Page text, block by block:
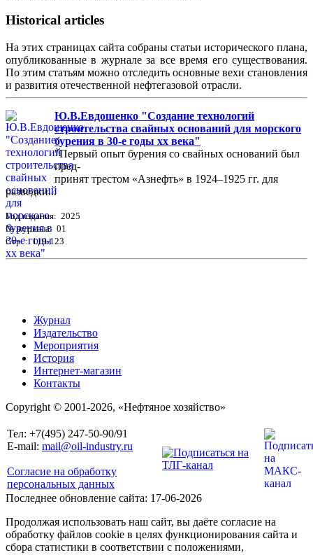
Historical articles
На этих страницах сайта собраны статьи исторического плана,
опубликованные в журнале за все время его существования.
По этим статьям можно отследить основные вехи становления
и развития отечественной нефтегазовой отрасли.
Ю.В.Евдошенко "Создание технологий
строительства свайных оснований для морского
бурения в 30-е годы хх века"
"Первый опыт бурения со свайных оснований был
пред-
принят трестом «Азнефть» в 1924–1925 гг. для
разведки...
Год издания: 2025
№ журнала: 01
Стр. : 119-123
Журнал
Издательство
Мероприятия
История
Интернет-магазин
Контакты
Copyright © 2001-2026, «Нефтяное хозяйство»
Тел: +7(495) 247-50-90/91
E-mail: mail@oil-industry.ru
Согласие на обработку
персональных данных
Последнее обновление сайта: 17-06-2026
Продолжая использовать наш сайт, вы даёте согласие на
обработку файлов cookie в целях функционирования сайта и
сбора статистики в соответствии с положениями,